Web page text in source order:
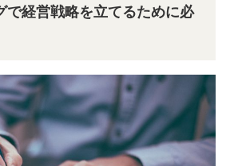
で経営戦略を立てるために必